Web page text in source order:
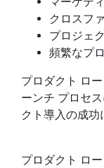
クロスフ
プロジェ
頻繁なプ
プロダクト ロ
ーンチ プロセ
クト導入の成功
プロダクト ロ